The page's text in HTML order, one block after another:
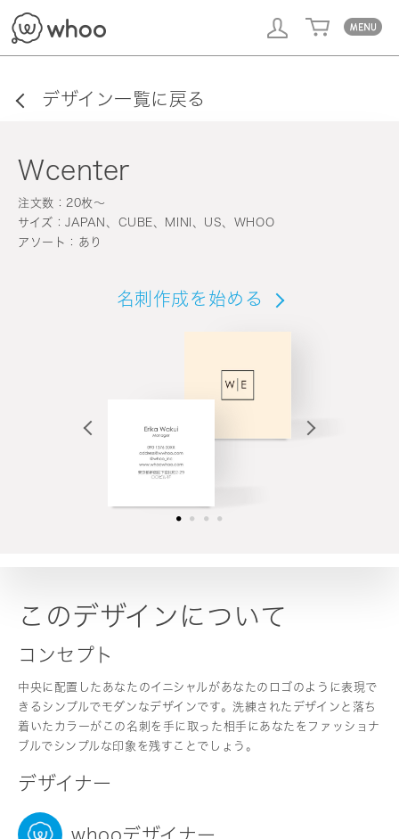
デザイン一覧に戻る
Wcenter
注文数：20枚〜
サイズ：JAPAN、CUBE、MINI、US、WHOO
アソート：あり
名刺作成を始める
このデザインについて
コンセプト
中央に配置したあなたのイニシャルがあなたのロゴのように表現で
きるシンプルでモダンなデザインです。洗練されたデザインと落ち
着いたカラーがこの名刺を手に取った相手にあなたをファッショナ
ブルでシンプルな印象を残すことでしょう。
デザイナー
whooデザイナー